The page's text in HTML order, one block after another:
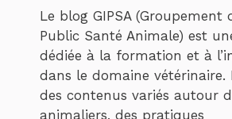
Le blog GIPSA (Groupement
Public Santé Animale) est
dédiée à la formation et à
dans le domaine vétérinaire.
des contenus variés autour
animaliers, des pratiques